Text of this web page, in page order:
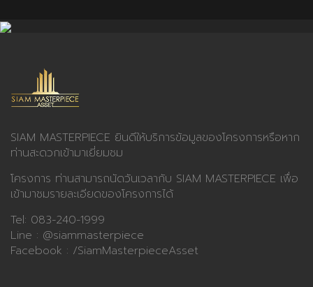
SIAM MASTERPIECE ยินดีให้บริการข้อมูลของโครงการหรือหาก
ท่านสะดวกเข้ามาเยี่ยมชม
โครงการ ท่านสามารถนัดวันเวลากับ SIAM MASTERPIECE เพื่อ
เข้ามาชมรายละเอียดของโครงการได้
Tel: 083-240-1999
Line : @siammasterpiece
Facebook : /SiamMasterpieceAsset